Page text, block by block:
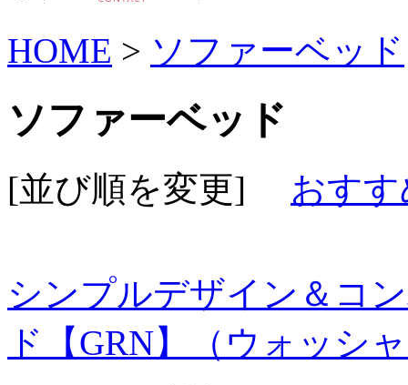
HOME > ソファーベッド
ソファーベッド
[並び順を変更] おす
シンプルデザイン＆コ
ド【GRN】（ウォッシ